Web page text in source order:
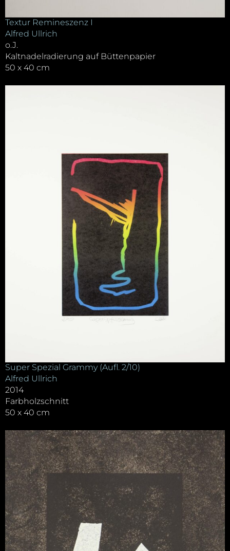
Textur Remineszenz I
Alfred Ullrich
o.J.
Kaltnadelradierung auf Büttenpapier
50 x 40 cm
Super Spezial Grammy (Aufl. 2/10)
Alfred Ullrich
2014
Farbholzschnitt
50 x 40 cm